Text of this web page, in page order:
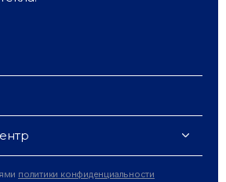
политики конфиденциальности